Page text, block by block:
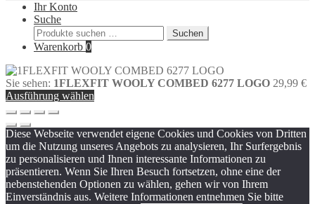
Ihr Konto
Suche
Suchen
nach:
Suchen
Warenkorb 0
Sie sehen: 1FLEXFIT WOOLY COMBED 6277 LOGO 29,99 €
Ausführung wählen
Diese Webseite verwendet eigene Cookies und Cookies von Dritten
um die Nutzung unseres Angebots zu analysieren, Ihr Surfergebnis
zu personalisieren und Ihnen interessante Informationen zu
präsentieren. Wenn Sie Ihren Besuch fortsetzen, ohne eine der
nebenstehenden Optionen zu wählen, gehen wir von Ihrem
Einverständnis aus. Weitere Informationen entnehmen Sie bitte